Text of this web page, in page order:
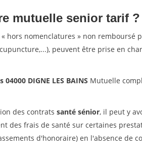
mutuelle senior tarif ?
hors nomenclatures » non remboursé
peuvent être prise en
DIGNE LES BAINS Mutuelle
des contrats santé sénior, il peut y
des frais de santé sur certaines
d'honoraire) en l'absence de